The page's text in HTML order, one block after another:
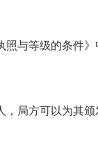
照与等级的条件》
，局方可以为其颁